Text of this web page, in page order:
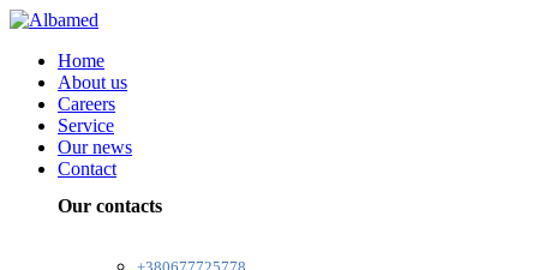
Home
About us
Careers
Service
Our news
Contact
Our contacts